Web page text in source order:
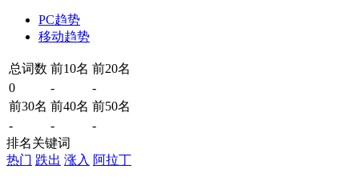
PC趋势
移动趋势
总词数 前10名 前20名
0
-
-
前30名 前40名 前50名
-
-
-
排名关键词
热门 跌出 涨入 阿拉丁